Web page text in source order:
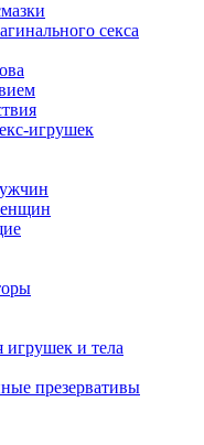
секса
игрушек
и тела
презервативы